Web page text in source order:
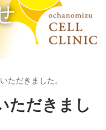
ただきました。
ただきまし